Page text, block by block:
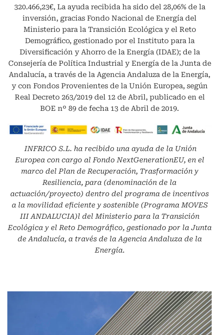
320.466,23€, La ayuda recibida ha sido del 28,06% de la
inversión, gracias Fondo Nacional de Energía del
Ministerio para la Transición Ecológica y el Reto
Demográfico, gestionado por el Instituto para la
Diversificación y Ahorro de la Energía (IDAE); de la
Consejería de Política Industrial y Energía de la Junta de
Andalucía, a través de la Agencia Andaluza de la Energía,
y con Fondos Provenientes de la Unión Europea, según
Real Decreto 263/2019 del 12 de Abril, publicado en el
BOE nº 89 de fecha 13 de Abril de 2019.
INFRICO S.L. ha recibido una ayuda de la Unión
Europea con cargo al Fondo NextGenerationEU, en el
marco del Plan de Recuperación, Trasformación y
Resiliencia, para (denominación de la
actuación/proyecto) dentro del programa de incentivos
a la movilidad eficiente y sostenible (Programa MOVES
III ANDALUCIA)l del Ministerio para la Transición
Ecológica y el Reto Demográfico, gestionado por la Junta
de Andalucía, a través de la Agencia Andaluza de la
Energía.